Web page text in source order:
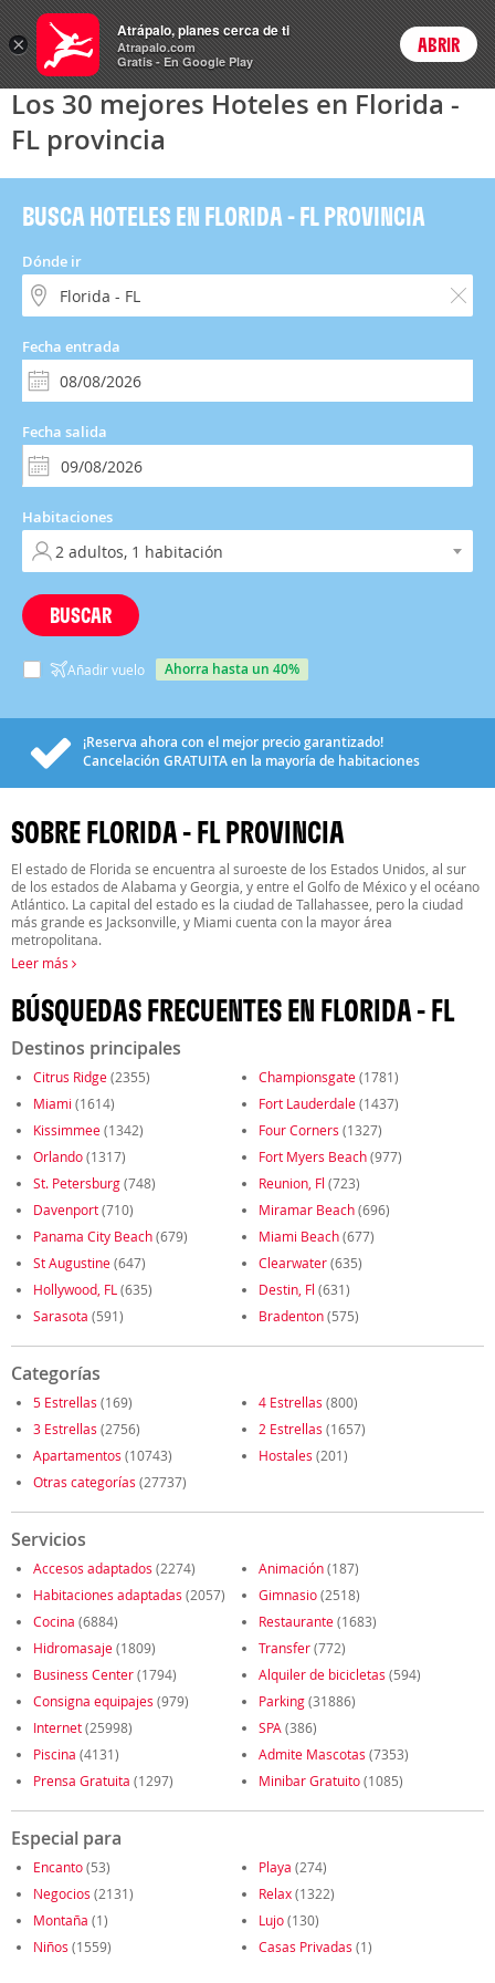
Hoteles Login
Los 30 mejores Hoteles en Florida -
FL provincia
BUSCA HOTELES EN FLORIDA - FL PROVINCIA
Dónde ir
Fecha entrada
Fecha salida
Habitaciones
BUSCAR
Añadir vuelo ahorra hasta un 40%
¡Reserva ahora con el mejor precio garantizado!
Cancelación GRATUITAen la mayoría de habitaciones
SOBRE FLORIDA - FL PROVINCIA
El estado de Florida se encuentra al suroeste de los Estados Unidos, al sur
de los estados de Alabama y Georgia, y entre el Golfo de México y el océano
Atlántico. La capital del estado es la ciudad de Tallahassee, pero la ciudad
más grande es Jacksonville, y Miami cuenta con la mayor área
metropolitana.
Leer más
BÚSQUEDAS FRECUENTES EN FLORIDA - FL
Destinos principales
Citrus Ridge(2355) Championsgate(1781)
Miami (1614) Fort Lauderdale(1437)
Kissimmee(1342) Four Corners (1327)
Orlando(1317) Fort Myers Beach(977)
St. Petersburg(748) Reunion, Fl (723)
Davenport(710) Miramar Beach(696)
Panama City Beach(679) Miami Beach(677)
St Augustine(647) Clearwater(635)
Hollywood, FL (635) Destin, Fl (631)
Sarasota (591) Bradenton(575)
Categorías
5 Estrellas (169) 4 Estrellas (800)
3 Estrellas (2756) 2 Estrellas (1657)
Apartamentos (10743) Hostales (201)
Otras categorías (27737)
Servicios
Accesos adaptados (2274) Animación(187)
Habitaciones adaptadas (2057) Gimnasio(2518)
Cocina (6884) Restaurante(1683)
Hidromasaje(1809) Transfer(772)
Business Center(1794) Alquiler de bicicletas (594)
Consigna equipajes (979) Parking(31886)
Internet(25998) SPA (386)
Piscina (4131) Admite Mascotas (7353)
Prensa Gratuita (1297) Minibar Gratuito(1085)
Especial para
Encanto(53) Playa (274)
Negocios (2131) Relax(1322)
Montaña (1) Lujo(130)
Niños (1559) Casas Privadas (1)
×
Atrápalo, planes cerca de ti
Atrapalo.com
Gratis - En Google Play
ABRIR